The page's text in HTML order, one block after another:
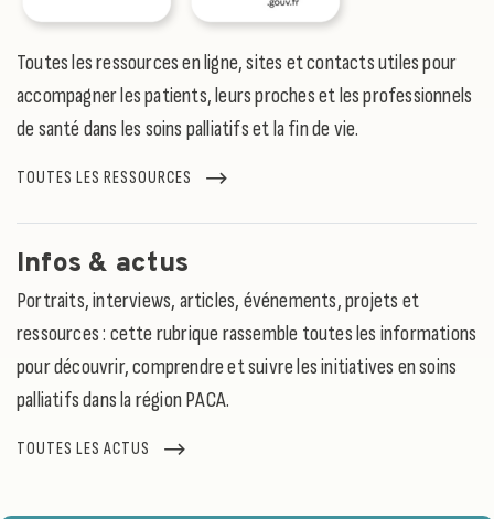
Toutes les ressources en ligne, sites et contacts utiles pour
accompagner les patients, leurs proches et les professionnels
de santé dans les soins palliatifs et la fin de vie.
TOUTES LES RESSOURCES
Infos & actus
Portraits, interviews, articles, événements, projets et
ressources : cette rubrique rassemble toutes les informations
pour découvrir, comprendre et suivre les initiatives en soins
palliatifs dans la région PACA.
TOUTES LES ACTUS